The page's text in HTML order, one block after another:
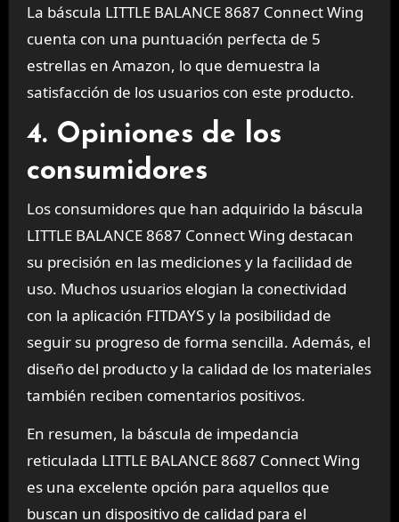
La báscula LITTLE BALANCE 8687 Connect Wing
cuenta con una puntuación perfecta de 5
estrellas en Amazon, lo que demuestra la
satisfacción de los usuarios con este producto.
4. Opiniones de los
consumidores
Los consumidores que han adquirido la báscula
LITTLE BALANCE 8687 Connect Wing destacan
su precisión en las mediciones y la facilidad de
uso. Muchos usuarios elogian la conectividad
con la aplicación FITDAYS y la posibilidad de
seguir su progreso de forma sencilla. Además, el
diseño del producto y la calidad de los materiales
también reciben comentarios positivos.
En resumen, la báscula de impedancia
reticulada LITTLE BALANCE 8687 Connect Wing
es una excelente opción para aquellos que
buscan un dispositivo de calidad para el